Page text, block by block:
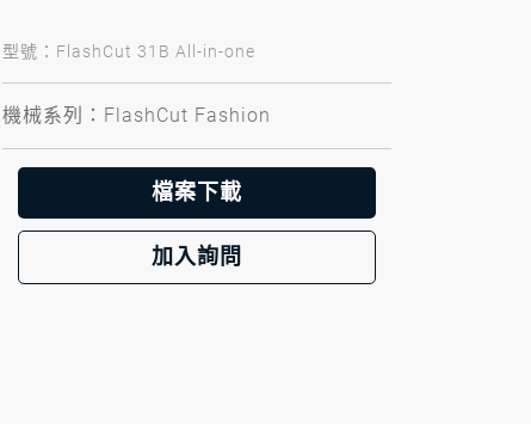
型號：FlashCut 31B All-in-one
機械系列：FlashCut Fashion
檔案下載
加入詢問